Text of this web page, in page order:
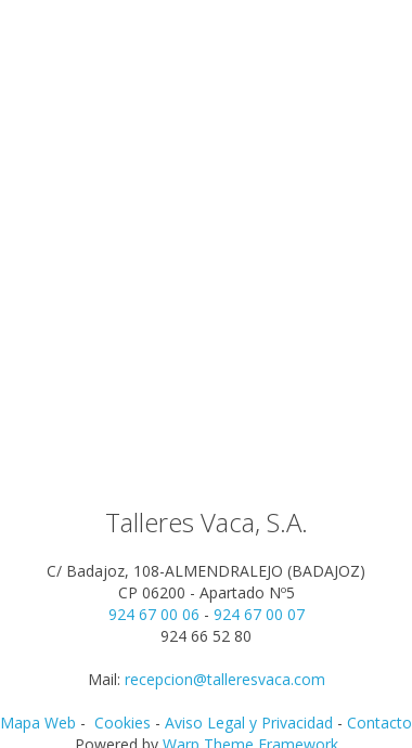
Talleres Vaca, S.A.
C/ Badajoz, 108-ALMENDRALEJO (BADAJOZ)
CP 06200 - Apartado Nº5
924 67 00 06 - 924 67 00 07
924 66 52 80
Mail: recepcion@talleresvaca.com
Mapa Web - Cookies - Aviso Legal y Privacidad - Contacto